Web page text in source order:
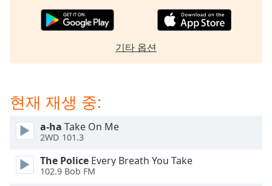
modal
window.
Beginning
기타 옵션
현재 재생 중:
a-ha Take On Me
2WD 101.3
The Police Every Breath You Take
102.9 Bob FM